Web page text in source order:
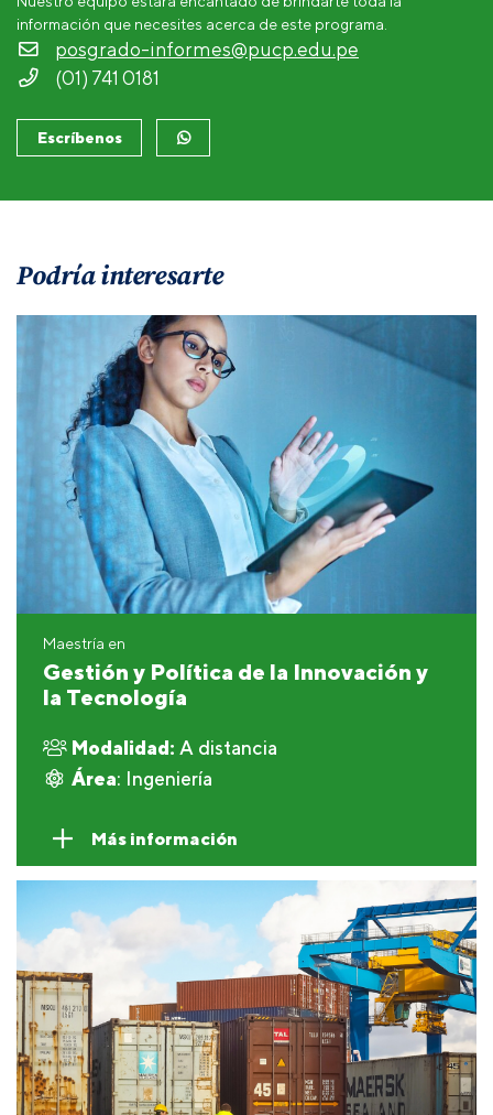
información que necesites acerca de este programa.
posgrado-informes@pucp.edu.pe
(01) 741 0181
Escríbenos
Podría interesarte
Maestría en
Gestión y Política de la Innovación y
la Tecnología
Modalidad: A distancia
Área: Ingeniería
Más información